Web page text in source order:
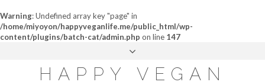
Warning: Undefined array key "page" in
/home/miyoyon/happyveganlife.me/public_html/wp-
content/plugins/batch-cat/admin.php on line 147
ABOUT
MY STORY
HAPPY VEGAN